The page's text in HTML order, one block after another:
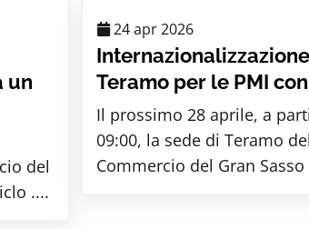
un
del
....
24 apr 2026
Teramo per le PMI
Il prossimo 28 aprile, a
09:00, la sede di Teramo
Commercio del Gran Sasso